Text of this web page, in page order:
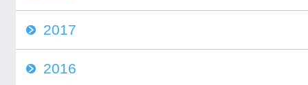
2017
2016